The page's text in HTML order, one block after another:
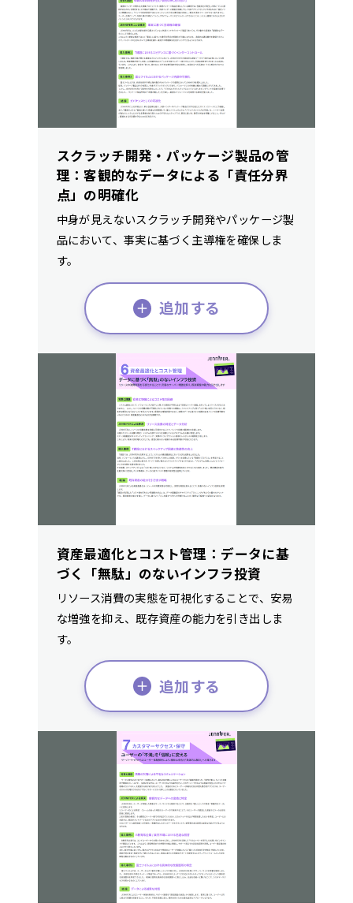
スクラッチ開発・パッケージ製品の管
理：客観的なデータによる「責任分界
点」の明確化
中身が見えないスクラッチ開発やパッケージ製
品において、事実に基づく主導権を確保しま
す。
追加する
資産最適化とコスト管理：データに基
づく「無駄」のないインフラ投資
リソース消費の実態を可視化することで、安易
な増強を抑え、既存資産の能力を引き出しま
す。
追加する